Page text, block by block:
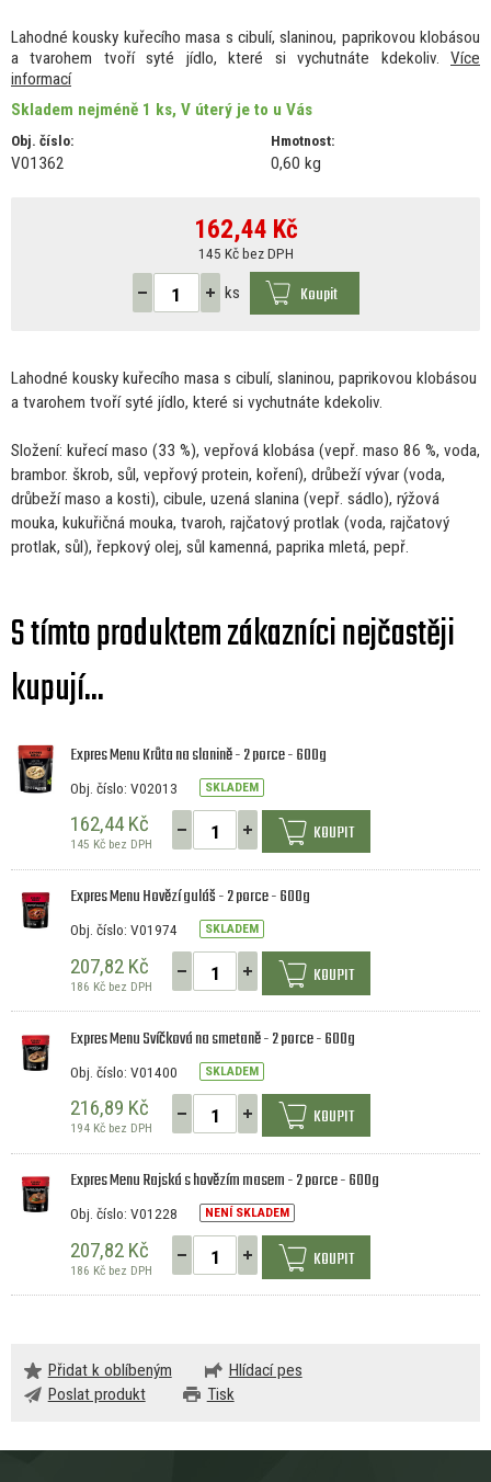
Lahodné kousky kuřecího masa s cibulí, slaninou, paprikovou klobásou
a tvarohem tvoří syté jídlo, které si vychutnáte kdekoliv. Více
informací
Skladem nejméně 1 ks, V úterý je to u Vás
Obj. číslo:
V01362
Hmotnost:
0,60 kg
162,44 Kč
145 Kč bez DPH
ks Koupit
Lahodné kousky kuřecího masa s cibulí, slaninou, paprikovou klobásou
a tvarohem tvoří syté jídlo, které si vychutnáte kdekoliv.
Složení: kuřecí maso (33 %), vepřová klobása (vepř. maso 86 %, voda,
brambor. škrob, sůl, vepřový protein, koření), drůbeží vývar (voda,
drůbeží maso a kosti), cibule, uzená slanina (vepř. sádlo), rýžová
mouka, kukuřičná mouka, tvaroh, rajčatový protlak (voda, rajčatový
protlak, sůl), řepkový olej, sůl kamenná, paprika mletá, pepř.
S tímto produktem zákazníci nejčastěji
kupují...
Expres Menu Krůta na slanině - 2 porce - 600g
Obj. číslo: V02013 SKLADEM
162,44 Kč
145 Kč bez DPH KOUPIT
Expres Menu Hovězí guláš - 2 porce - 600g
Obj. číslo: V01974 SKLADEM
207,82 Kč
186 Kč bez DPH KOUPIT
Expres Menu Svíčková na smetaně - 2 porce - 600g
Obj. číslo: V01400 SKLADEM
216,89 Kč
194 Kč bez DPH KOUPIT
Expres Menu Rajská s hovězím masem - 2 porce - 600g
Obj. číslo: V01228 NENÍ SKLADEM
207,82 Kč
186 Kč bez DPH KOUPIT
Přidat k oblíbeným
Hlídací pes
Poslat produkt
Tisk